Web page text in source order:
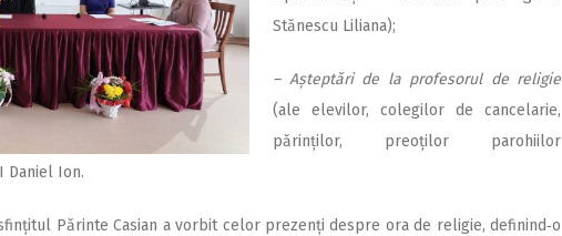
Stănescu Liliana);
– Așteptări de la profesorul de religie
(ale elevilor, colegilor de cancelarie,
părinților, preoților parohiilor
Daniel Ion.
Părinte Casian a vorbit celor prezenți despre ora de religie, definind‑o